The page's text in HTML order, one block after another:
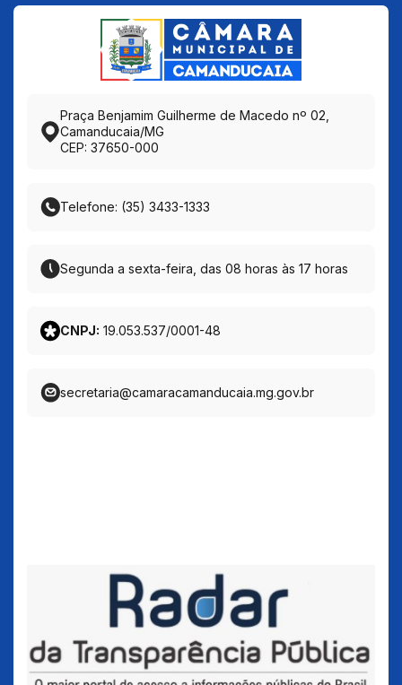
Praça Benjamim Guilherme de Macedo nº 02,
Camanducaia/MG
CEP: 37650-000
Telefone: (35) 3433-1333
Segunda a sexta-feira, das 08 horas às 17 horas
CNPJ: 19.053.537/0001-48
secretaria@camaracamanducaia.mg.gov.br